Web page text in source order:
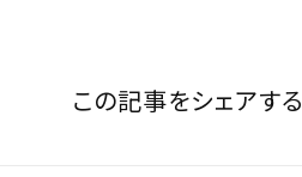
この記事をシェアする